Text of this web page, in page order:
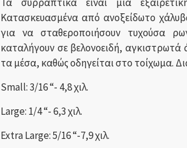
Κατασκευασμένα από ανοξείδωτο
για να σταθεροποιήσουν τυχούσα
καταλήγουν σε βελονοειδή,
τα μέσα, καθώς οδηγείται στο τοίχωμα.
Small: 3/16 “- 4,8 χιλ.
Large: 1/4 “- 6,3 χιλ.
Extra Large: 5/16 “-7,9 χιλ.